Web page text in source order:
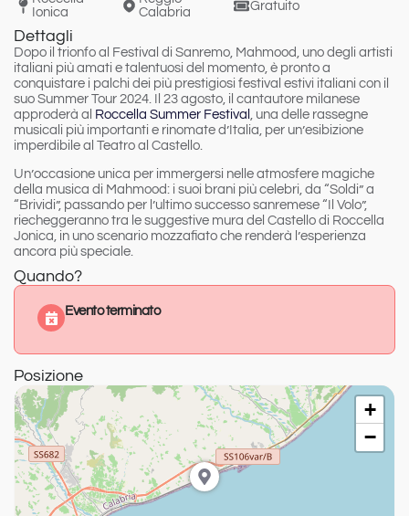
Ionica
Calabria
Gratuito
Dettagli
Dopo il trionfo al Festival di Sanremo, Mahmood , uno degli artisti
italiani più amati e talentuosi del momento, è pronto a
conquistare i palchi dei più prestigiosi festival estivi italiani con il
suo Summer Tour 2024. Il 23 agosto, il cantautore milanese
approderà al Roccella Summer Festival , una delle rassegne
musicali più importanti e rinomate d’Italia, per un’esibizione
imperdibile al Teatro al Castello.
Un’occasione unica per immergersi nelle atmosfere magiche
della musica di Mahmood: i suoi brani più celebri, da “Soldi” a
“Brividi”, passando per l’ultimo successo sanremese “Il Volo”,
riecheggeranno tra le suggestive mura del Castello di Roccella
Jonica, in uno scenario mozzafiato che renderà l’esperienza
ancora più speciale.
Quando?
Evento terminato
Posizione
+
−